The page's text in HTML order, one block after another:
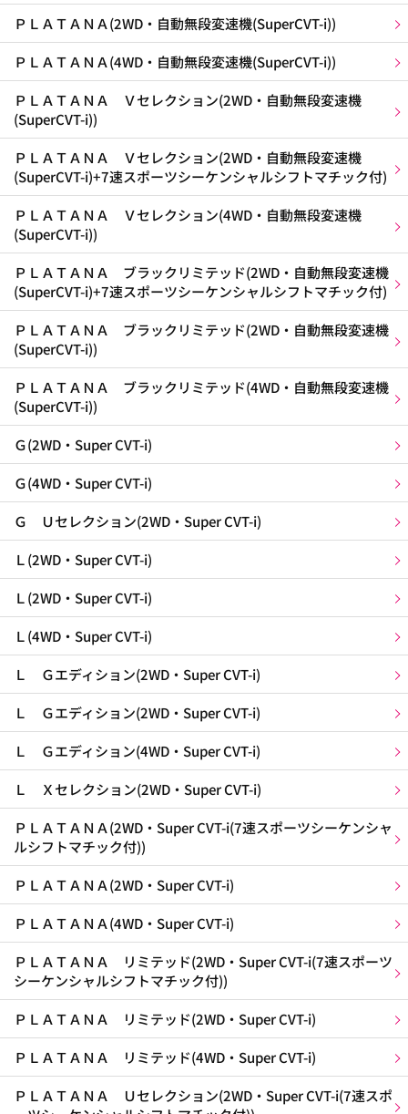
ＰＬＡＴＡＮＡ(2WD・自動無段変速機(SuperCVT-i))
ＰＬＡＴＡＮＡ(4WD・自動無段変速機(SuperCVT-i))
ＰＬＡＴＡＮＡ Ｖセレクション(2WD・自動無段変速機
(SuperCVT-i))
ＰＬＡＴＡＮＡ Ｖセレクション(2WD・自動無段変速機
(SuperCVT-i)+7速スポーツシーケンシャルシフトマチック付)
ＰＬＡＴＡＮＡ Ｖセレクション(4WD・自動無段変速機
(SuperCVT-i))
ＰＬＡＴＡＮＡ ブラックリミテッド(2WD・自動無段変速機
(SuperCVT-i)+7速スポーツシーケンシャルシフトマチック付)
ＰＬＡＴＡＮＡ ブラックリミテッド(2WD・自動無段変速機
(SuperCVT-i))
ＰＬＡＴＡＮＡ ブラックリミテッド(4WD・自動無段変速機
(SuperCVT-i))
Ｇ(2WD・Super CVT-i)
Ｇ(4WD・Super CVT-i)
Ｇ Ｕセレクション(2WD・Super CVT-i)
Ｌ(2WD・Super CVT-i)
Ｌ(2WD・Super CVT-i)
Ｌ(4WD・Super CVT-i)
Ｌ Ｇエディション(2WD・Super CVT-i)
Ｌ Ｇエディション(2WD・Super CVT-i)
Ｌ Ｇエディション(4WD・Super CVT-i)
Ｌ Ｘセレクション(2WD・Super CVT-i)
ＰＬＡＴＡＮＡ(2WD・Super CVT-i(7速スポーツシーケンシャ
ルシフトマチック付))
ＰＬＡＴＡＮＡ(2WD・Super CVT-i)
ＰＬＡＴＡＮＡ(4WD・Super CVT-i)
ＰＬＡＴＡＮＡ リミテッド(2WD・Super CVT-i(7速スポーツ
シーケンシャルシフトマチック付))
ＰＬＡＴＡＮＡ リミテッド(2WD・Super CVT-i)
ＰＬＡＴＡＮＡ リミテッド(4WD・Super CVT-i)
ＰＬＡＴＡＮＡ Ｕセレクション(2WD・Super CVT-i(7速スポ